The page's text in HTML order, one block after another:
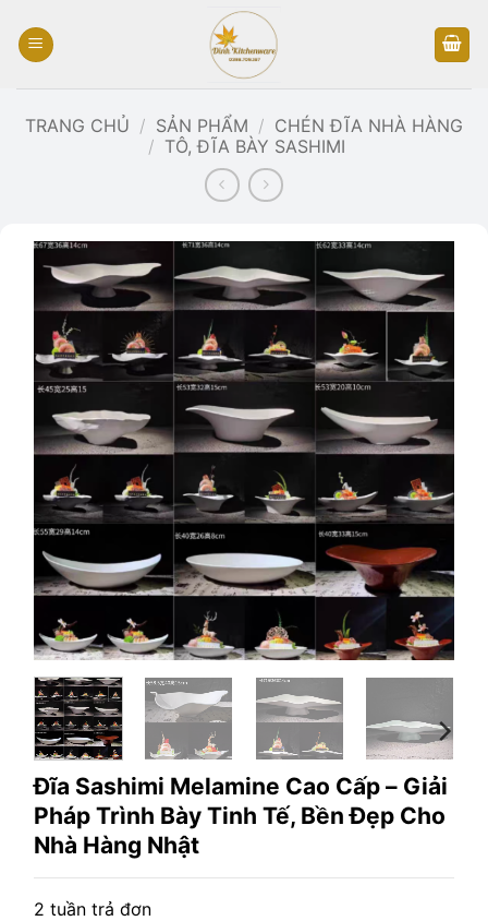
qua
dung
TRANG CHỦ / SẢN PHẨM / CHÉN ĐĨA NHÀ HÀNG
/ TÔ, ĐĨA BÀY SASHIMI
Đĩa Sashimi Melamine Cao Cấp – Giải
Pháp Trình Bày Tinh Tế, Bền Đẹp Cho
Nhà Hàng Nhật
2 tuần trả đơn